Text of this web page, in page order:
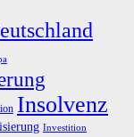
Insolvenz
Investition